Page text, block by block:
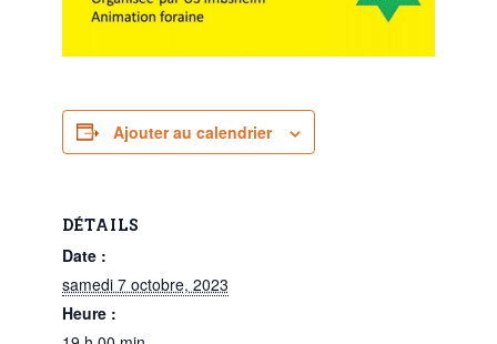
Ajouter au calendrier
DÉTAILS
Date :
samedi 7 octobre, 2023
Heure :